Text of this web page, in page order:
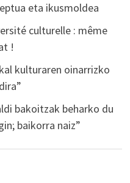
eta ikusmoldea
culturelle : même
!
kulturaren oinarrizko
bakoitzak beharko du
baikorra naiz”